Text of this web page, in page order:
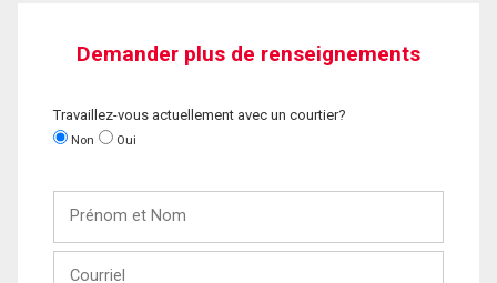
Demander plus de renseignements
Travaillez-vous actuellement avec un courtier?
Non Oui
Nom